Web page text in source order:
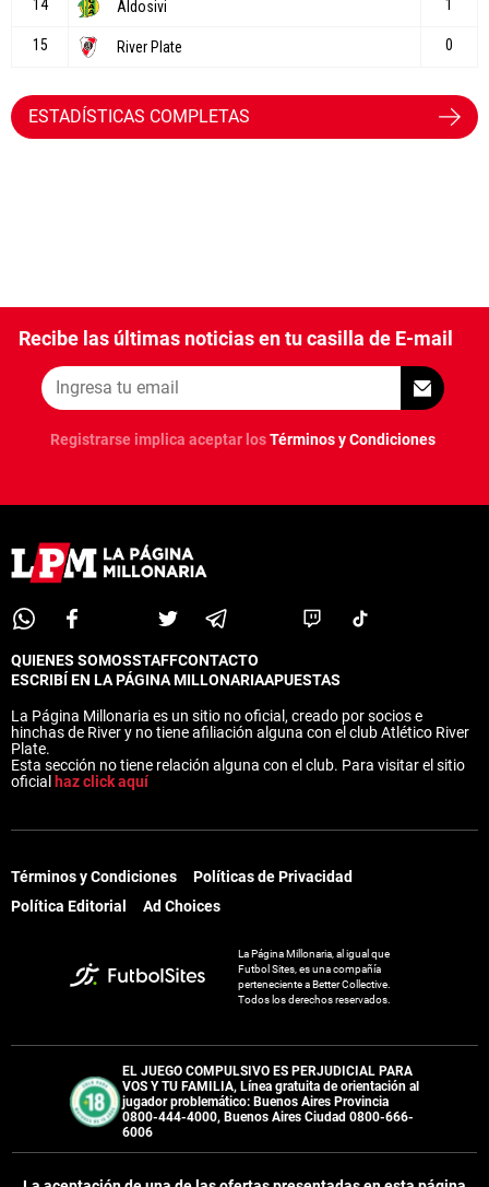
ESTADÍSTICAS COMPLETAS
Recibe las últimas noticias en tu casilla de E-mail
Registrarse implica aceptar losTérminos y Condiciones
QUIENES SOMOSSTAFFCONTACTO
ESCRIBÍ EN LA PÁGINA MILLONARIAAPUESTAS
La Página Millonaria es un sitio no oficial, creado por socios e
hinchas de River y no tiene afiliación alguna con el club Atlético River
Plate.
Esta sección no tiene relación alguna con el club. Para visitar el sitio
oficial haz click aquí
Términos y Condiciones
Políticas de Privacidad
Política Editorial
Ad Choices
La Página Millonaria, al igual que
Futbol Sites, es una compañía
perteneciente a Better Collective.
Todos los derechos reservados.
EL JUEGO COMPULSIVO ES PERJUDICIAL PARA
VOS Y TU FAMILIA, Línea gratuita de orientación al
jugador problemático: Buenos Aires Provincia
0800-444-4000, Buenos Aires Ciudad 0800-666-
6006